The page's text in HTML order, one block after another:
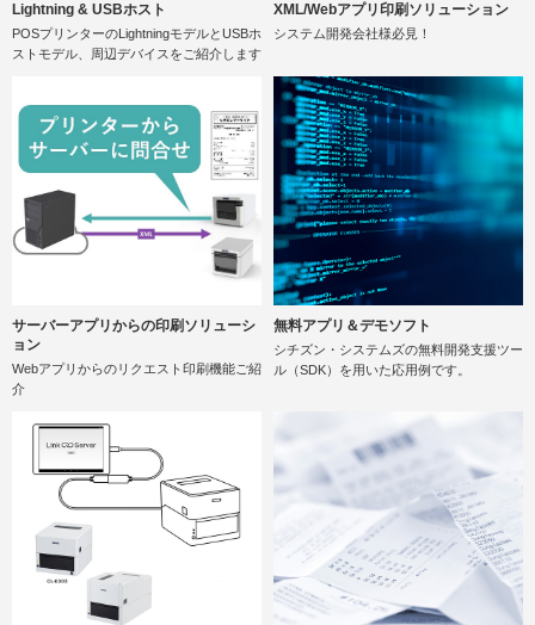
Lightning & USBホスト
POSプリンターのLightningモデルとUSBホ
ストモデル、周辺デバイスをご紹介します
XML/Webアプリ印刷ソリューション
システム開発会社様必見！
サーバーアプリからの印刷ソリューシ
ョン
Webアプリからのリクエスト印刷機能ご紹
介
無料アプリ＆デモソフト
シチズン・システムズの無料開発支援ツー
ル（SDK）を用いた応用例です。